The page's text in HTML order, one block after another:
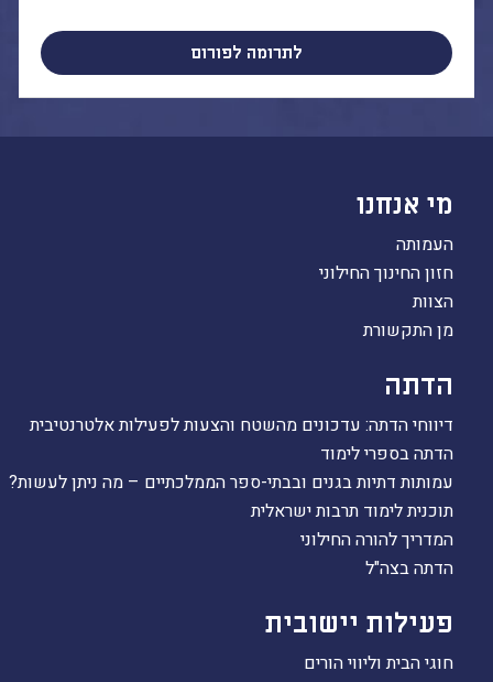
לתרומה לפורום
מי אנחנו
העמותה
חזון החינוך החילוני
הצוות
מן התקשורת
הדתה
דיווחי הדתה: עדכונים מהשטח והצעות לפעילות אלטרנטיבית
הדתה בספרי לימוד
עמותות דתיות בגנים ובבתי-ספר הממלכתיים – מה ניתן לעשות?
תוכנית לימוד תרבות ישראלית
המדריך להורה החילוני
הדתה בצה"ל
פעילות יישובית
חוגי הבית וליווי הורים